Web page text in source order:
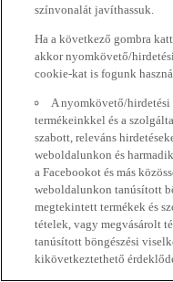
színvonalát javíthassuk.
Ha a következő gombra
akkor nyomkövető/
cookie-kat is fogunk
A nyomkövető/hirdetési
termékeinkkel és a
szabott, releváns
weboldalunkon és
a Facebookot és más
weboldalunkon tanúsított
megtekintett termékek és
tételek, vagy megvásárolt
tanúsított böngészési
kikövetkeztethető